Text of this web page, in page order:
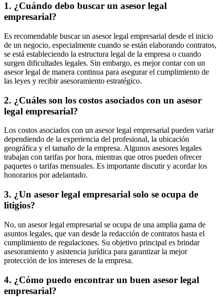
1. ¿Cuándo debo buscar un asesor legal
empresarial?
Es recomendable buscar un asesor legal empresarial desde el inicio
de un negocio, especialmente cuando se están elaborando contratos,
se está estableciendo la estructura legal de la empresa o cuando
surgen dificultades legales. Sin embargo, es mejor contar con un
asesor legal de manera continua para asegurar el cumplimiento de
las leyes y recibir asesoramiento estratégico.
2. ¿Cuáles son los costos asociados con un asesor
legal empresarial?
Los costos asociados con un asesor legal empresarial pueden variar
dependiendo de la experiencia del profesional, la ubicación
geográfica y el tamaño de la empresa. Algunos asesores legales
trabajan con tarifas por hora, mientras que otros pueden ofrecer
paquetes o tarifas mensuales. Es importante discutir y acordar los
honorarios por adelantado.
3. ¿Un asesor legal empresarial solo se ocupa de
litigios?
No, un asesor legal empresarial se ocupa de una amplia gama de
asuntos legales, que van desde la redacción de contratos hasta el
cumplimiento de regulaciones. Su objetivo principal es brindar
asesoramiento y asistencia jurídica para garantizar la mejor
protección de los intereses de la empresa.
4. ¿Cómo puedo encontrar un buen asesor legal
empresarial?